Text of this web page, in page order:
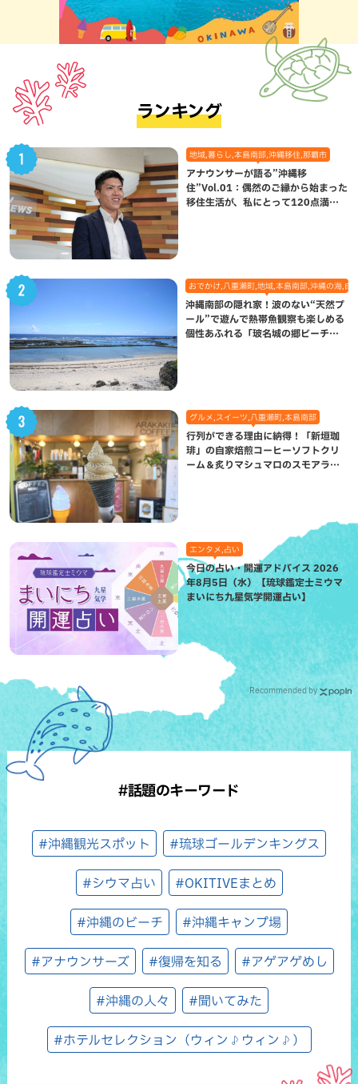
ランキング
地域,暮らし,本島南部,沖縄移住,那覇市
アナウンサーが語る”沖縄移
住”Vol.01：偶然のご縁から始まった
移住生活が、私にとって120点満点
おでかけ,八重瀬町,地域,本島南部,沖縄の海,自
沖縄南部の隠れ家！波のない“天然プ
ール”で遊んで熱帯魚観察も楽しめる
個性あふれる「玻名城の郷ビーチ」
グルメ,スイーツ,八重瀬町,本島南部
行列ができる理由に納得！「新垣珈
琲」の自家焙煎コーヒーソフトクリ
ーム＆炙りマシュマロのスモアラテ
エンタメ,占い
今日の占い・開運アドバイス 2026
年8月5日（水）【琉球鑑定士ミウマ
まいにち九星気学開運占い】
Recommended by
#話題のキーワード
#沖縄観光スポット #琉球ゴールデンキングス
#シウマ占い #OKITIVEまとめ
#沖縄のビーチ #沖縄キャンプ場
#アナウンサーズ #復帰を知る #アゲアゲめし
#沖縄の人々 #聞いてみた
#ホテルセレクション（ウィン♪ウィン♪）